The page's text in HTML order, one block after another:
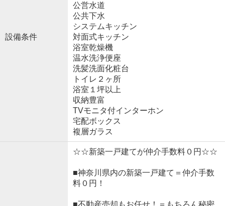
設備条件
公営水道
公共下水
システムキッチン
対面式キッチン
浴室乾燥機
温水洗浄便座
洗髪洗面化粧台
トイレ２ヶ所
浴室１坪以上
収納豊富
TVモニタ付インターホン
宅配ボックス
複層ガラス
☆☆新築一戸建てが仲介手数料０円☆☆
■神奈川県内の新築一戸建て＝仲介手数
料０円！
■不動産売却もお任せ！＝もちろん秘密